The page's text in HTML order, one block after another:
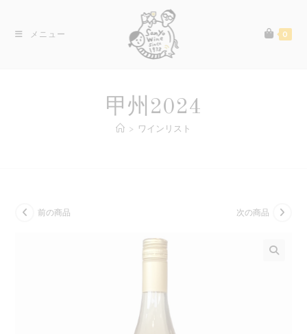
メニュー 0
甲州2024
> ワインリスト
前の商品 次の商品